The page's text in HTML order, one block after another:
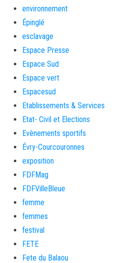
environnement
Épinglé
esclavage
Espace Presse
Espace Sud
Espace vert
Espacesud
Etablissements & Services
Etat- Civil et Elections
Evènements sportifs
Évry-Courcouronnes
exposition
FDFMag
FDFVilleBleue
femme
femmes
festival
FETE
Fete du Balaou